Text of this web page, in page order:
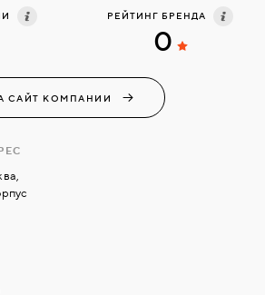
РЕЙТИНГ БРЕНДА
0
САЙТ КОМПАНИИ